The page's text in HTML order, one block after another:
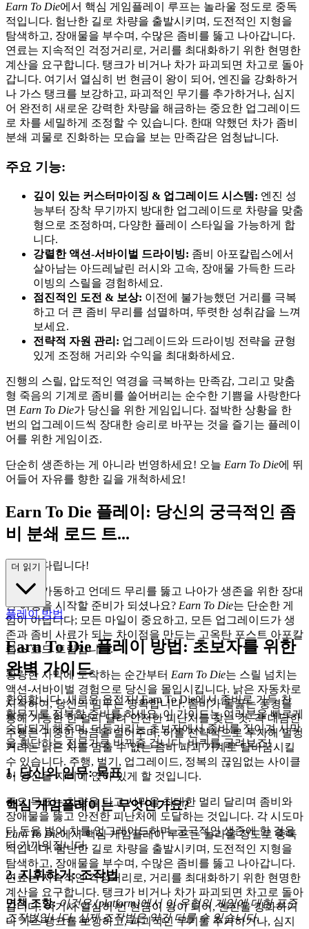
Earn To Die에서 핵심 게임플레이 루프는 놀라울 정도로 중독
적입니다. 험난한 길로 차량을 출발시키며, 도전적인 지형을
탐색하고, 장애물을 부수며, 수많은 좀비를 뚫고 나아갑니다.
연료는 지속적인 걱정거리로, 거리를 최대화하기 위한 현명한
계산을 요구합니다. 탱크가 비거나 차가 파괴되면 차고로 돌아
갑니다. 여기서 열심히 번 현금이 왕이 되어, 엔진을 강화하거
나 가스 탱크를 보강하고, 파괴적인 무기를 추가하거나, 심지
어 완전히 새로운 강력한 차량을 해금하는 중요한 업그레이드
로 차를 세밀하게 조정할 수 있습니다. 한때 약했던 차가 좀비
분쇄 괴물로 진화하는 모습을 보는 만족감은 엄청납니다.
주요 기능:
깊이 있는 커스터마이징 & 업그레이드 시스템: 엔진 성
능부터 장착 무기까지 방대한 업그레이드로 차량을 맞춤
형으로 조정하며, 다양한 플레이 스타일을 가능하게 합
니다.
강렬한 액션-서바이벌 드라이빙: 좀비 아포칼립스에서
살아남는 아드레날린 러시와 고속, 장애물 가득한 드라
이빙의 스릴을 경험하세요.
점진적인 도전 & 보상: 이전에 불가능했던 거리를 극복
하고 더 큰 좀비 무리를 섬멸하며, 뚜렷한 성취감을 느껴
보세요.
전략적 자원 관리: 업그레이드와 드라이빙 전략을 균형
있게 조정해 거리와 수익을 최대화하세요.
진행의 스릴, 압도적인 역경을 극복하는 만족감, 그리고 맞춤
형 죽음의 기계로 좀비를 쓸어버리는 순수한 기쁨을 사랑한다
면 Earn To Die가 당신을 위한 게임입니다. 절박한 상황을 한
번의 업그레이드씩 장대한 승리로 바꾸는 것을 즐기는 플레이
어를 위한 게임이죠.
단순히 생존하는 게 아니라 번영하세요! 오늘 Earn To Die에 뛰
어들어 자유를 향한 길을 개척하세요!
Earn To Die 플레이: 당신의 궁극적인 좀
비 분쇄 로드 트...
립이 기다립니다!
엔진을 가동하고 언데드 무리를 뚫고 나아가 생존을 위한 장대
한 여정을 시작할 준비가 되셨나요? Earn To Die는 단순한 게
임이 아닙니다; 모든 마일이 중요하고, 모든 업그레이드가 생
존과 좀비 사료가 되는 차이점을 만드는 고옥탄 포스트 아포칼
립스 로드 트립입니다.
황량한 사막에 도착하는 순간부터 Earn To Die는 스릴 넘치는
액션-서바이벌 경험으로 당신을 몰입시킵니다. 낡은 자동차로
시작하여, 당신의 임무는 명확합니다: 좀비가 들끓는 풍경을
통해 가능한 한 멀리 달려 안전한 피난처를 찾는 것. 각 대담한
주행은 귀중한 현금을 벌어주며, 이를 전략적으로 투자해 덜컹
거리는 낡은 차를 멈출 수 없는 좀비 파괴 기계로 탈바꿈시킬
수 있습니다. 주행, 벌기, 업그레이드, 정복의 끊임없는 사이클
이 당신을 자리에 앉아 있게 할 것입니다.
핵심 게임플레이는 무엇인가요?
Earn To Die에서 핵심 게임플레이 루프는 놀라울 정도로 중독
적입니다. 험난한 길로 차량을 출발시키며, 도전적인 지형을
탐색하고, 장애물을 부수며, 수많은 좀비를 뚫고 나아갑니다.
연료는 지속적인 걱정거리로, 거리를 최대화하기 위한 현명한
계산을 요구합니다. 탱크가 비거나 차가 파괴되면 차고로 돌아
갑니다. 여기서 열심히 번 현금이 왕이 되어, 엔진을 강화하거
나 가스 탱크를 보강하고, 파괴적인 무기를 추가하거나, 심지
더 읽기
플레이 방법
Earn To Die 플레이 방법: 초보자를 위한
완벽 가이드
환영합니다, 새로운 운전자! Earn To Die에서 좀비로 가득 찬
황무지를 정복할 준비를 하세요. 이 가이드는 여러분을 빠르게
숙달되게 해주며, 더듬거리는 초보자에서 좀비를 짓이겨 사막
을 횡단하는 전문가로 바꿔줄 겁니다. 바퀴를 굴려보죠!
1. 당신의 임무: 목표
주요 목표는 차량을 타고 사막을 최대한 멀리 달리며 좀비와
장애물을 뚫고 안전한 피난처에 도달하는 것입니다. 각 시도마
다 돈을 벌어 차를 업그레이드하며, 궁극적인 생존에 한 걸음
더 가까워집니다.
2. 지휘하기: 조작법
면책 조항: 이것은 {platform}에서 이 유형의 게임에 대한 표준
조작법입니다. 실제 조작법은 약간 다를 수 있습니다.